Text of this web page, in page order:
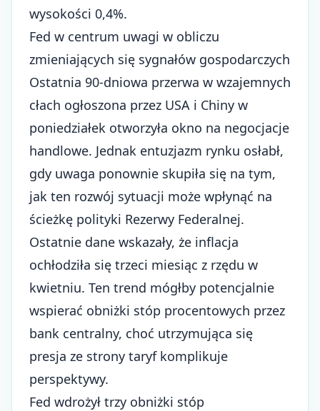
wysokości 0,4%.
Fed w centrum uwagi w obliczu
zmieniających się sygnałów gospodarczych
Ostatnia 90-dniowa przerwa w wzajemnych
cłach ogłoszona przez USA i Chiny w
poniedziałek otworzyła okno na negocjacje
handlowe. Jednak entuzjazm rynku osłabł,
gdy uwaga ponownie skupiła się na tym,
jak ten rozwój sytuacji może wpłynąć na
ścieżkę polityki Rezerwy Federalnej.
Ostatnie dane wskazały, że inflacja
ochłodziła się trzeci miesiąc z rzędu w
kwietniu. Ten trend mógłby potencjalnie
wspierać obniżki stóp procentowych przez
bank centralny, choć utrzymująca się
presja ze strony taryf komplikuje
perspektywy.
Fed wdrożył trzy obniżki stóp